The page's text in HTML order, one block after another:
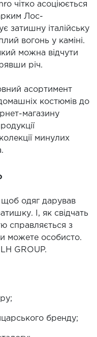
чітко асоціюється
Лос-
затишну італійську
вогонь у каміні.
можна відчути
річ.
асортимент
костюмів до
магазину
минулих
одяг дарував
І, як свідчать
справляється з
можете особисто.
GROUP.
бренду;